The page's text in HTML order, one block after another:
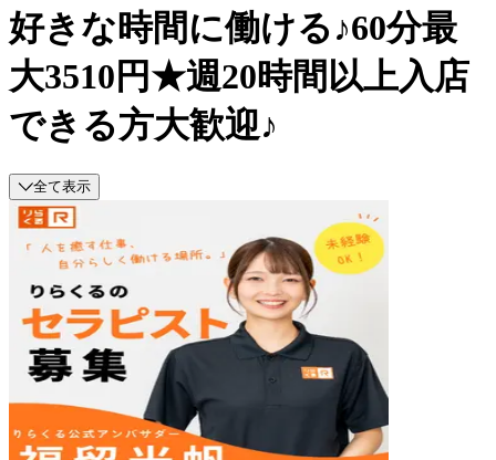
好きな時間に働ける♪60分最
大3510円★週20時間以上入店
できる方大歓迎♪
全て表示